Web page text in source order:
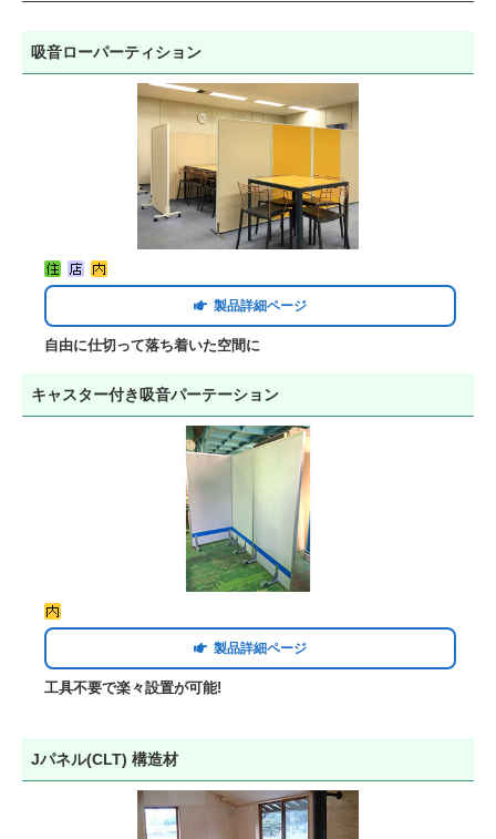
吸音ローパーティション
製品詳細ページ
自由に仕切って落ち着いた空間に
キャスター付き吸音パーテーション
製品詳細ページ
工具不要で楽々設置が可能!
Jパネル(CLT) 構造材